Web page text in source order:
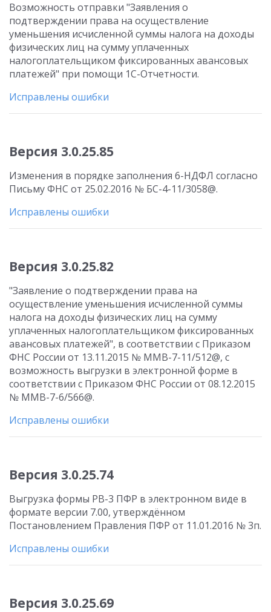
Возможность отправки "Заявления о
подтверждении права на осуществление
уменьшения исчисленной суммы налога на доходы
физических лиц на сумму уплаченных
налогоплательщиком фиксированных авансовых
платежей" при помощи 1С-Отчетности.
Исправлены ошибки
Версия 3.0.25.85
Изменения в порядке заполнения 6-НДФЛ согласно
Письму ФНС от 25.02.2016 № БС-4-11/3058@.
Исправлены ошибки
Версия 3.0.25.82
"Заявление о подтверждении права на
осуществление уменьшения исчисленной суммы
налога на доходы физических лиц на сумму
уплаченных налогоплательщиком фиксированных
авансовых платежей", в соответствии с Приказом
ФНС России от 13.11.2015 № ММВ-7-11/512@, с
возможность выгрузки в электронной форме в
соответствии с Приказом ФНС России от 08.12.2015
№ ММВ-7-6/566@.
Исправлены ошибки
Версия 3.0.25.74
Выгрузка формы РВ-3 ПФР в электронном виде в
формате версии 7.00, утверждённом
Постановлением Правления ПФР от 11.01.2016 № 3п.
Исправлены ошибки
Версия 3.0.25.69